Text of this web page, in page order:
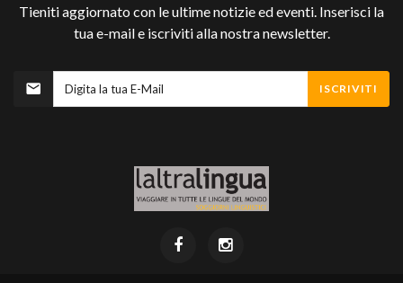
Tieniti aggiornato con le ultime notizie ed eventi. Inserisci la
tua e-mail e iscriviti alla nostra newsletter.
ISCRIVITI